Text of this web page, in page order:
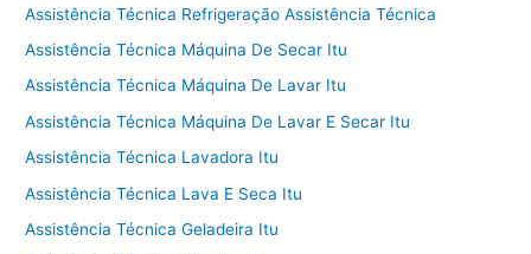
Assistência Técnica Refrigeração Assistência Técnica
Assistência Técnica Máquina De Secar Itu
Assistência Técnica Máquina De Lavar Itu
Assistência Técnica Máquina De Lavar E Secar Itu
Assistência Técnica Lavadora Itu
Assistência Técnica Lava E Seca Itu
Assistência Técnica Geladeira Itu